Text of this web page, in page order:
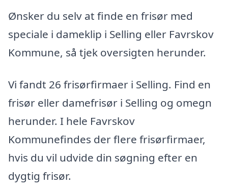
Ønsker du selv at finde en frisør med
speciale i dameklip i Selling eller Favrskov
Kommune, så tjek oversigten herunder.
Vi fandt 26 frisørfirmaer i Selling. Find en
frisør eller damefrisør i Selling og omegn
herunder. I hele Favrskov
Kommunefindes der flere frisørfirmaer,
hvis du vil udvide din søgning efter en
dygtig frisør.